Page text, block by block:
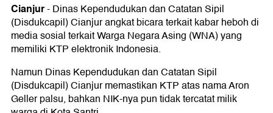
Cianjur-Dinas Kependudukan dan Catatan Sipil
(Disdukcapil) Cianjur angkat bicara terkait kabar heboh di
media sosial terkait Warga Negara Asing (WNA) yang
memiliki KTP elektronik Indonesia.
Namun Dinas Kependudukan dan Catatan Sipil
(Disdukcapil) Cianjur memastikan KTP atas nama Aron
Geller palsu, bahkan NIK-nya pun tidak tercatat milik